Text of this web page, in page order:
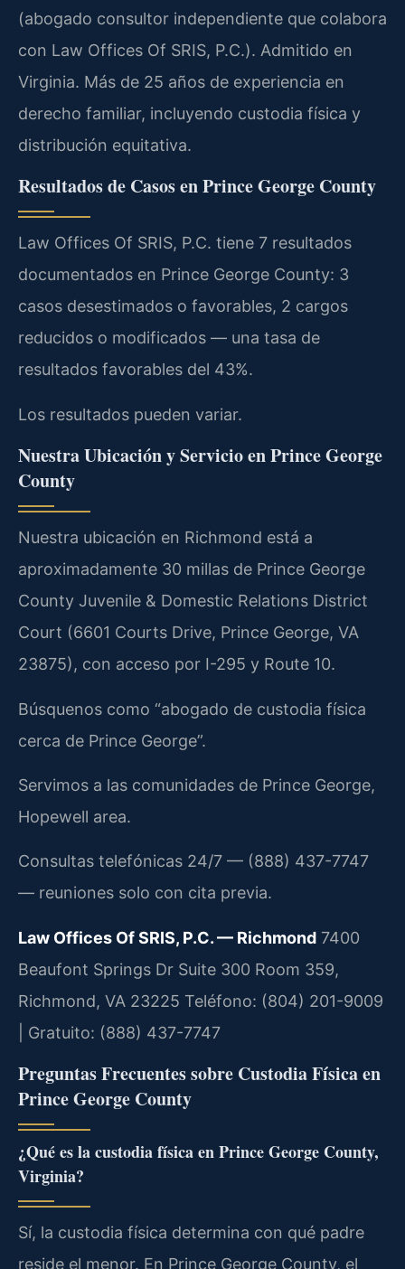
(abogado consultor independiente que colabora
con Law Offices Of SRIS, P.C.). Admitido en
Virginia. Más de 25 años de experiencia en
derecho familiar, incluyendo custodia física y
distribución equitativa.
Resultados de Casos en Prince George County
Law Offices Of SRIS, P.C. tiene 7 resultados
documentados en Prince George County: 3
casos desestimados o favorables, 2 cargos
reducidos o modificados — una tasa de
resultados favorables del 43%.
Los resultados pueden variar.
Nuestra Ubicación y Servicio en Prince George
County
Nuestra ubicación en Richmond está a
aproximadamente 30 millas de Prince George
County Juvenile & Domestic Relations District
Court (6601 Courts Drive, Prince George, VA
23875), con acceso por I-295 y Route 10.
Búsquenos como “abogado de custodia física
cerca de Prince George”.
Servimos a las comunidades de Prince George,
Hopewell area.
Consultas telefónicas 24/7 — (888) 437-7747
— reuniones solo con cita previa.
Law Offices Of SRIS, P.C. — Richmond 7400
Beaufont Springs Dr Suite 300 Room 359,
Richmond, VA 23225 Teléfono: (804) 201-9009
| Gratuito: (888) 437-7747
Preguntas Frecuentes sobre Custodia Física en
Prince George County
¿Qué es la custodia física en Prince George County,
Virginia?
Sí, la custodia física determina con qué padre
reside el menor. En Prince George County, el